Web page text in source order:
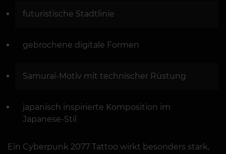
futuristische Stadtlinie
gebrochene digitale Formen
Samurai-Motiv mit technischer Rüstung
japanisch inspirierte Komposition im
Japanese-Stil
Ein Cyberpunk 2077 Tattoo wirkt besonders stark,